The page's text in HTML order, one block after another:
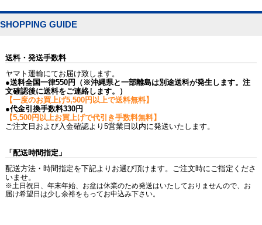
SHOPPING GUIDE
送料・発送手数料
ヤマト運輸にてお届け致します。
●送料全国一律550円（※沖縄県と一部離島は別途送料が発生します。注
文確認後に送料をご連絡します。）
【一度のお買上げ5,500円以上で送料無料】
●代金引換手数料330円
【5,500円以上お買上げで代引き手数料無料】
ご注文日および入金確認より5営業日以内に発送いたします。
「配送時間指定」
配送方法・時間指定を下記よりお選び頂けます。ご注文時にご指定くださ
いませ。
※土日祝日、年末年始、お盆は休業のため発送はいたしておりませんので、お
届け希望日は少し余裕をもってお申込み下さい。